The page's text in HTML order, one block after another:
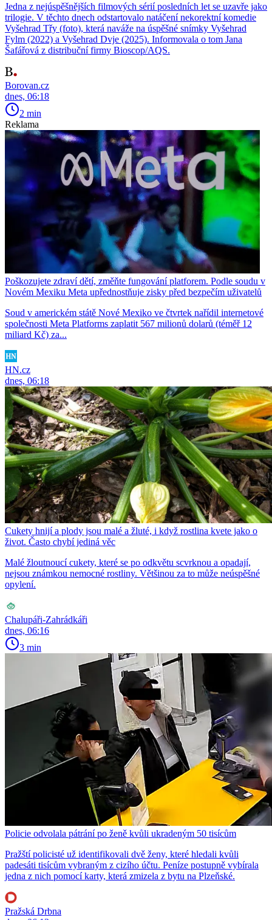
Jedna z nejúspěšnějších filmových sérií posledních let se uzavře jako
trilogie. V těchto dnech odstartovalo natáčení nekorektní komedie
Vyšehrad Třy (foto), která naváže na úspěšné snímky Vyšehrad
Fylm (2022) a Vyšehrad Dvje (2025). Informovala o tom Jana
Šafářová z distribuční firmy Bioscop/AQS.
Borovan.cz
dnes, 06:18
2 min
Reklama
Poškozujete zdraví dětí, změňte fungování platforem. Podle soudu v
Novém Mexiku Meta upřednostňuje zisky před bezpečím uživatelů
Soud v americkém státě Nové Mexiko ve čtvrtek nařídil internetové
společnosti Meta Platforms zaplatit 567 milionů dolarů (téměř 12
miliard Kč) za...
HN.cz
dnes, 06:18
Cukety hnijí a plody jsou malé a žluté, i když rostlina kvete jako o
život. Často chybí jediná věc
Malé žloutnoucí cukety, které se po odkvětu scvrknou a opadají,
nejsou známkou nemocné rostliny. Většinou za to může neúspěšné
opylení.
Chalupáři-Zahrádkáři
dnes, 06:16
3 min
Policie odvolala pátrání po ženě kvůli ukradeným 50 tisícům
Pražští policisté už identifikovali dvě ženy, které hledali kvůli
padesáti tisícům vybraným z cizího účtu. Peníze postupně vybírala
jedna z nich pomocí karty, která zmizela z bytu na Plzeňské.
Pražská Drbna